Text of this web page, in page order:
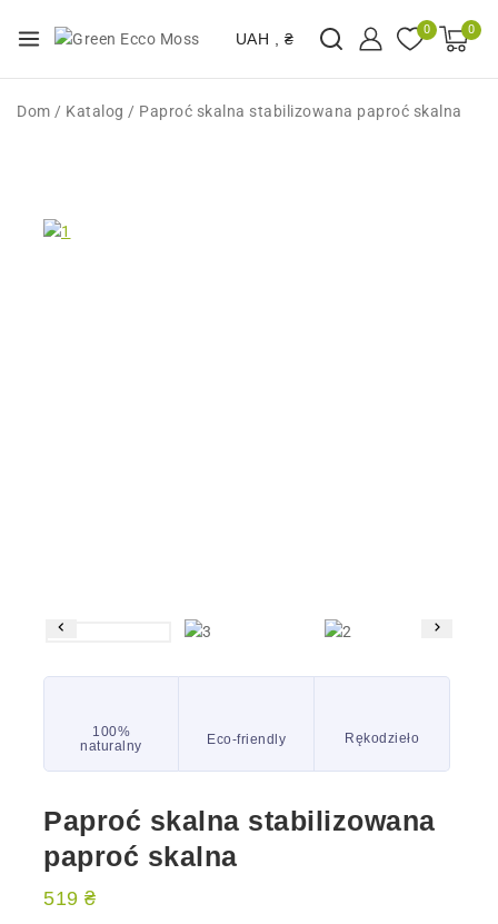
UAH , ₴
0 0
Dom / Katalog / Paproć skalna stabilizowana paproć skalna
100%
naturalny
Eco-friendly Rękodzieło
Paproć skalna stabilizowana
paproć skalna
519 ₴